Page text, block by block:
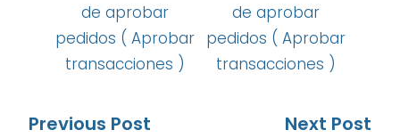
Previous Post Next Post